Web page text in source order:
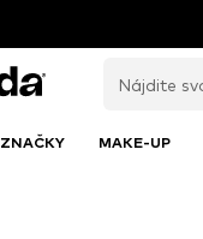
ZNAČKY MAKE-UP